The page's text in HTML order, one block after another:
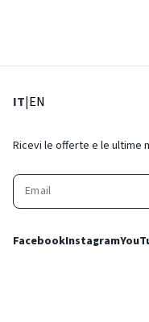
IT: Lingua corrente
|EN
Ricevi le offerte e le ultime
FacebookInstagram